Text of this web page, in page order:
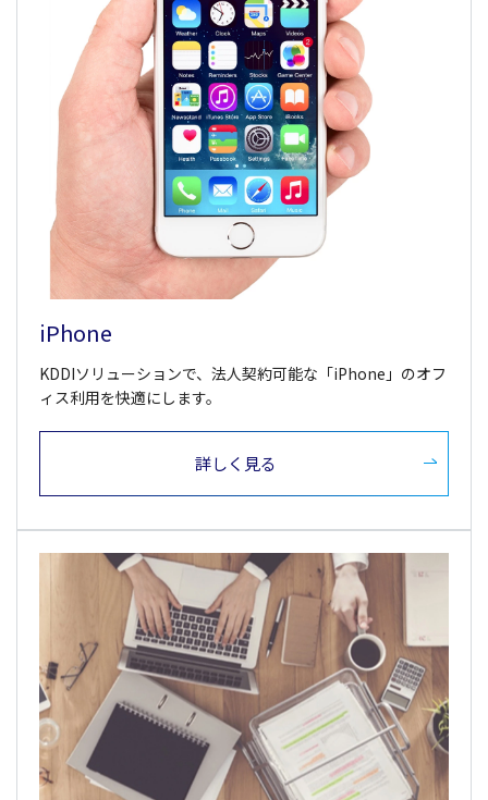
iPhone
KDDIソリューションで、法人契約可能な「iPhone」のオフ
ィス利用を快適にします。
詳しく見る